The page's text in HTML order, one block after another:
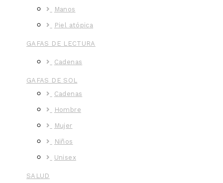
Manos
Piel atópica
GAFAS DE LECTURA
Cadenas
GAFAS DE SOL
Cadenas
Hombre
Mujer
Niños
Unisex
SALUD